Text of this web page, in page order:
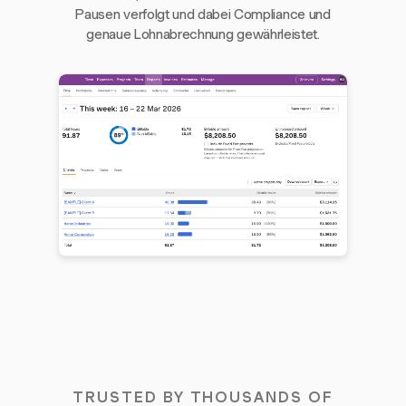
Pausen verfolgt und dabei Compliance und
genaue Lohnabrechnung gewährleistet.
TRUSTED BY THOUSANDS OF